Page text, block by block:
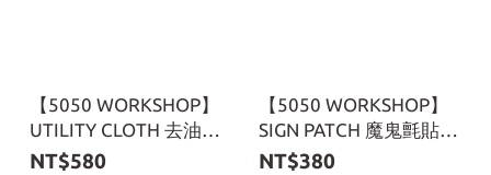
【5050 WORKSHOP】
UTILITY CLOTH 去油抹
布 1組3入 附收納袋
NT$580
【5050 WORKSHOP】
SIGN PATCH 魔鬼氈貼片
1組4入
NT$380